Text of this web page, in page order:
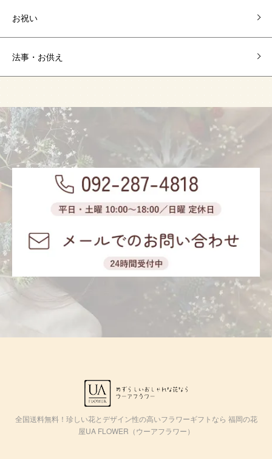
お祝い
法事・お供え
全国送料無料！珍しい花とデザイン性の高いフラワーギフトなら 福岡の花
屋UA FLOWER（ウーアフラワー）